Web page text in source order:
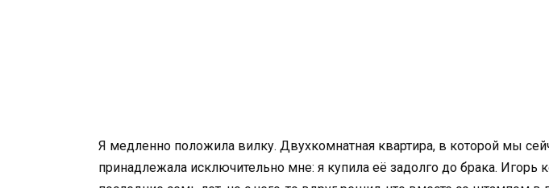
Я медленно положила вилку. Двухкомнатная квартира, в которой мы
принадлежала исключительно мне: я купила её задолго до брака. Игорь